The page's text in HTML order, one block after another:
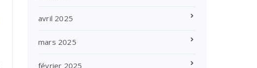
avril 2025
mars 2025
février 2025